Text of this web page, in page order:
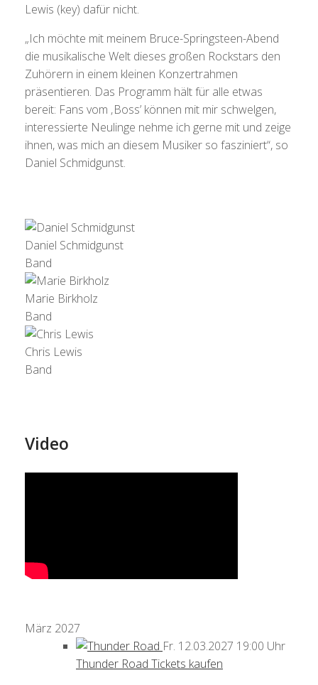
Lewis (key) dafür nicht.
„Ich möchte mit meinem Bruce-Springsteen-Abend
die musikalische Welt dieses großen Rockstars den
Zuhörern in einem kleinen Konzertrahmen
präsentieren. Das Programm hält für alle etwas
bereit: Fans vom ‚Boss’ können mit mir schwelgen,
interessierte Neulinge nehme ich gerne mit und zeige
ihnen, was mich an diesem Musiker so fasziniert“, so
Daniel Schmidgunst.
Daniel Schmidgunst
Band
Marie Birkholz
Band
Chris Lewis
Band
Video
März 2027
Fr. 12.03.2027 19:00 Uhr
Thunder Road Tickets kaufen